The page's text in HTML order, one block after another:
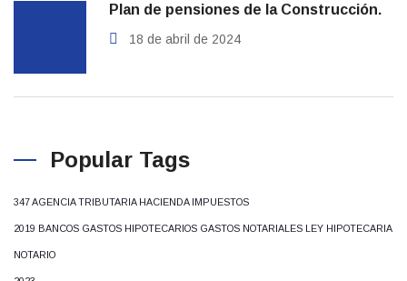
Plan de pensiones de la Construcción.
18 de abril de 2024
Popular Tags
347 AGENCIA TRIBUTARIA HACIENDA IMPUESTOS
2019 BANCOS GASTOS HIPOTECARIOS GASTOS NOTARIALES LEY HIPOTECARIA
NOTARIO